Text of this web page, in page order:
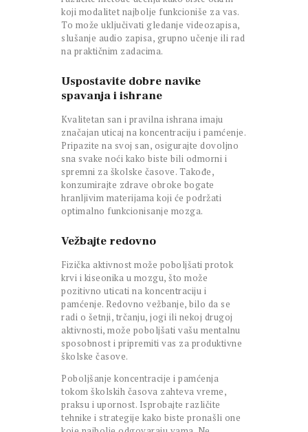
koji modalitet najbolje funkcioniše za vas.
To može uključivati gledanje videozapisa,
slušanje audio zapisa, grupno učenje ili rad
na praktičnim zadacima.
Uspostavite dobre navike
spavanja i ishrane
Kvalitetan san i pravilna ishrana imaju
značajan uticaj na koncentraciju i pamćenje.
Pripazite na svoj san, osigurajte dovoljno
sna svake noći kako biste bili odmorni i
spremni za školske časove. Takođe,
konzumirajte zdrave obroke bogate
hranljivim materijama koji će podržati
optimalno funkcionisanje mozga.
Vežbajte redovno
Fizička aktivnost može poboljšati protok
krvi i kiseonika u mozgu, što može
pozitivno uticati na koncentraciju i
pamćenje. Redovno vežbanje, bilo da se
radi o šetnji, trčanju, jogi ili nekoj drugoj
aktivnosti, može poboljšati vašu mentalnu
sposobnost i pripremiti vas za produktivne
školske časove.
Poboljšanje koncentracije i pamćenja
tokom školskih časova zahteva vreme,
praksu i upornost. Isprobajte različite
tehnike i strategije kako biste pronašli one